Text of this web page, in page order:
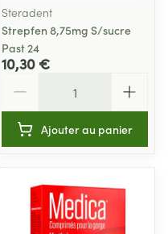
Steradent
Strepfen 8,75mg S/sucre
Past 24
10,30 €
Ajouter au panier